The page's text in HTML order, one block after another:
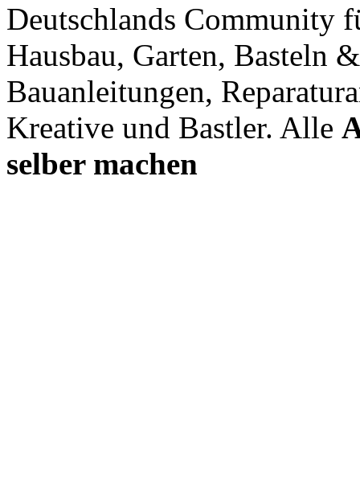
Deutschlands Community
Hausbau, Garten, Basteln
Bauanleitungen,
Kreative und Bastler. Alle
selber machen